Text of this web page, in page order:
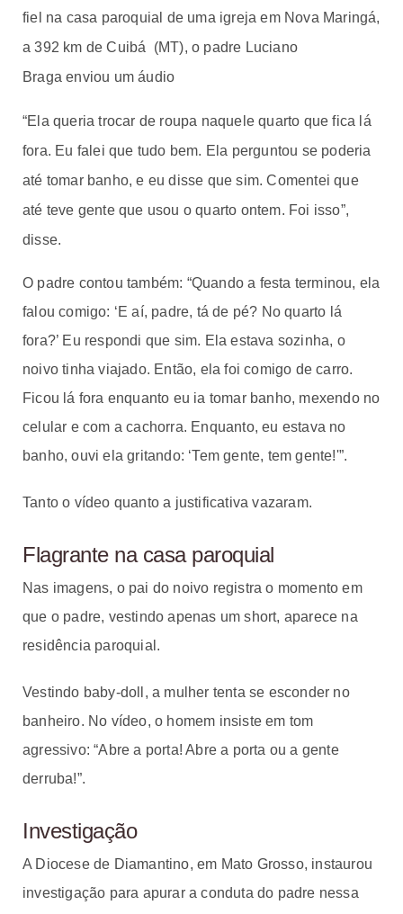
fiel na casa paroquial de uma igreja em Nova Maringá,
a 392 km de Cuibá
(MT), o padre Luciano
Braga enviou um áudio
“Ela queria trocar de roupa naquele quarto que fica lá
fora. Eu falei que tudo bem. Ela perguntou se poderia
até tomar banho, e eu disse que sim. Comentei que
até teve gente que usou o quarto ontem. Foi isso”,
disse.
O padre contou também: “Quando a festa terminou, ela
falou comigo: ‘E aí, padre, tá de pé? No quarto lá
fora?’ Eu respondi que sim. Ela estava sozinha, o
noivo tinha viajado. Então, ela foi comigo de carro.
Ficou lá fora enquanto eu ia tomar banho, mexendo no
celular e com a cachorra. Enquanto, eu estava no
banho, ouvi ela gritando: ‘Tem gente, tem gente!'”.
Tanto o vídeo quanto a justificativa vazaram.
Flagrante na casa paroquial
Nas imagens, o pai do noivo registra o momento em
que o padre, vestindo apenas um short, aparece na
residência paroquial.
Vestindo baby-doll, a mulher tenta se esconder no
banheiro. No vídeo, o homem insiste em tom
agressivo: “Abre a porta! Abre a porta ou a gente
derruba!”.
Investigação
A Diocese de Diamantino, em Mato Grosso, instaurou
investigação para apurar a conduta do padre nessa